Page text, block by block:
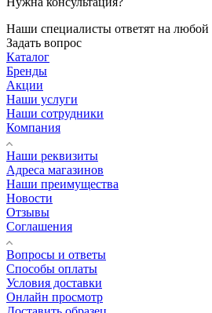
Наши специалисты ответят на
Задать вопрос
Каталог
Бренды
Акции
Наши услуги
Наши сотрудники
Компания
Наши реквизиты
Адреса магазинов
Наши преимущества
Новости
Отзывы
Соглашения
Вопросы и ответы
Способы оплаты
Условия доставки
Онлайн просмотр